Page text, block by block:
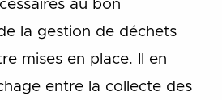
au bon
la gestion de déchets
mises en place. Il en
entre la collecte des